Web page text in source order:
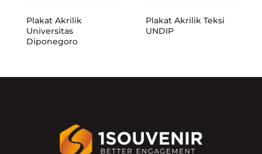
Plakat Akrilik
Universitas
Diponegoro
Plakat Akrilik Teksi
UNDIP